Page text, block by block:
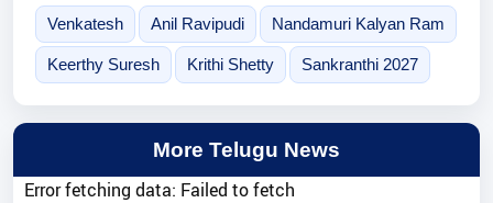
Venkatesh Anil Ravipudi Nandamuri Kalyan Ram
Keerthy Suresh Krithi Shetty Sankranthi 2027
More Telugu News
Error fetching data: Failed to fetch